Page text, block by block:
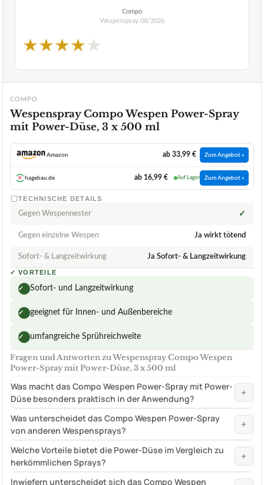
Compo
Wespenspray 08/2026
★★★★★
COMPO
Wespenspray Compo Wespen Power-Spray
mit Power-Düse, 3 x 500 ml
Amazon ab 33,99 € Zum Angebot »
hagebau.de ab 16,99 € Auf Lager Zum Angebot »
TECHNISCHE DETAILS
Gegen Wespennester ✓
Gegen einzelne Wespen Ja wirkt tötend
Sofort- & Langzeitwirkung Ja Sofort- & Langzeitwirkung
✓ VORTEILE
✓ Sofort- und Langzeitwirkung
✓ geeignet für Innen- und Außenbereiche
✓ umfangreiche Sprühreichweite
Fragen und Antworten zu Wespenspray Compo Wespen
Power-Spray mit Power-Düse, 3 x 500 ml
Was macht das Compo Wespen Power-Spray mit Power-
Düse besonders praktisch in der Anwendung?
+
Was unterscheidet das Compo Wespen Power-Spray
von anderen Wespensprays?
+
Welche Vorteile bietet die Power-Düse im Vergleich zu
herkömmlichen Sprays?
+
Inwiefern unterscheidet sich das Compo Wespen